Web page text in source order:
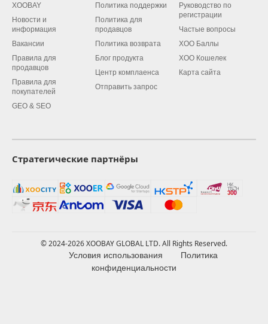
XOOBAY
Новости и
информация
Вакансии
Правила для
продавцов
Правила для
покупателей
GEO & SEO
Политика поддержки
Политика для
продавцов
Политика возврата
Блог продукта
Центр комплаенса
Отправить запрос
Руководство по
регистрации
Частые вопросы
XOO Баллы
XOO Кошелек
Карта сайта
Стратегические партнёры
© 2024-2026 XOOBAY GLOBAL LTD. All Rights Reserved.
Условия использования
Политика
конфиденциальности